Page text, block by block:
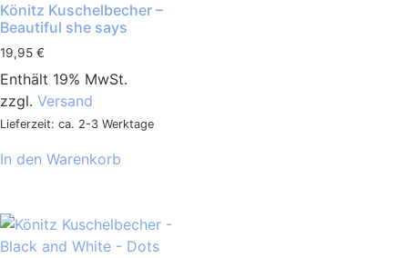
Könitz Kuschelbecher –
Beautiful she says
19,95 €
Enthält 19% MwSt.
zzgl. Versand
Lieferzeit: ca. 2-3 Werktage
In den Warenkorb